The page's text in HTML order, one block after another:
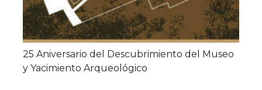
25 Aniversario del Descubrimiento del Museo
y Yacimiento Arqueológico